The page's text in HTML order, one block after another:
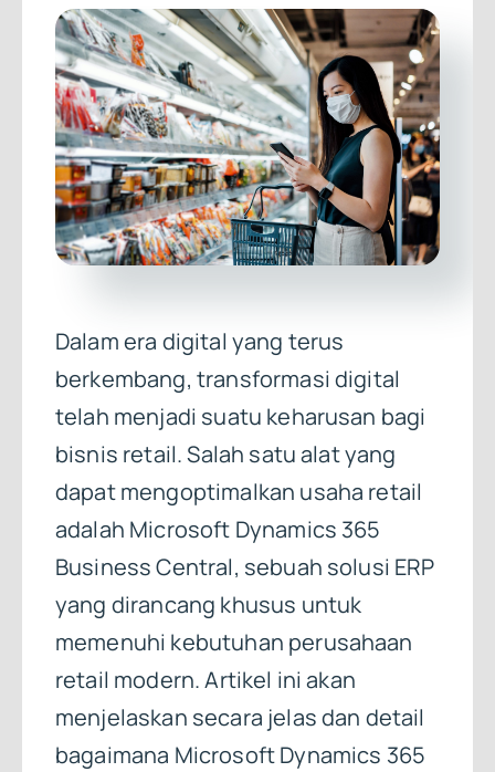
Dalam era digital yang terus
berkembang, transformasi digital
telah menjadi suatu keharusan bagi
bisnis retail. Salah satu alat yang
dapat mengoptimalkan usaha retail
adalah Microsoft Dynamics 365
Business Central, sebuah solusi ERP
yang dirancang khusus untuk
memenuhi kebutuhan perusahaan
retail modern. Artikel ini akan
menjelaskan secara jelas dan detail
bagaimana Microsoft Dynamics 365